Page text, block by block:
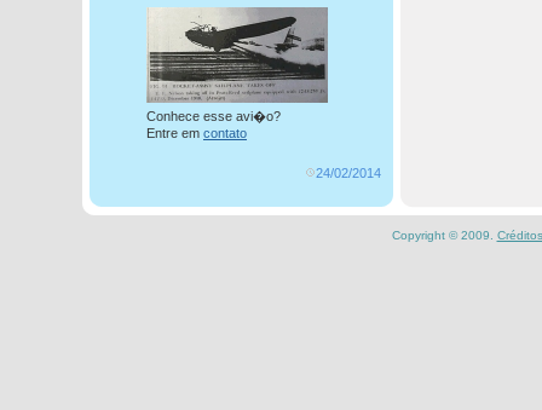
Conhece esse avi�o?
Entre em contato
24/02/2014
Copyright © 2009. Créditos